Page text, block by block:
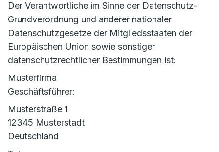
Der Verantwortliche im Sinne der Datenschutz-
Grundverordnung und anderer nationaler
Datenschutzgesetze der Mitgliedsstaaten der
Europäischen Union sowie sonstiger
datenschutzrechtlicher Bestimmungen ist:
Musterfirma
Geschäftsführer:
Musterstraße 1
12345 Musterstadt
Deutschland